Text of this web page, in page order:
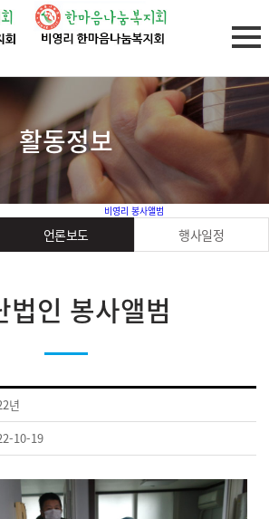
활동정보
비영리 봉사앨범
언론보도 행사일정
법인 봉사앨범
년
10-19